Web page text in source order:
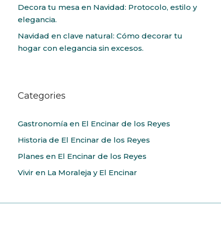
Decora tu mesa en Navidad: Protocolo, estilo y
elegancia.
Navidad en clave natural: Cómo decorar tu
hogar con elegancia sin excesos.
Categories
Gastronomía en El Encinar de los Reyes
Historia de El Encinar de los Reyes
Planes en El Encinar de los Reyes
Vivir en La Moraleja y El Encinar